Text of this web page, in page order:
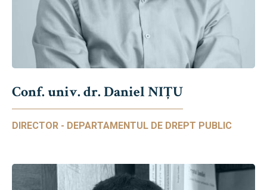
Conf. univ. dr. Daniel NIŢU
DIRECTOR - DEPARTAMENTUL DE DREPT PUBLIC